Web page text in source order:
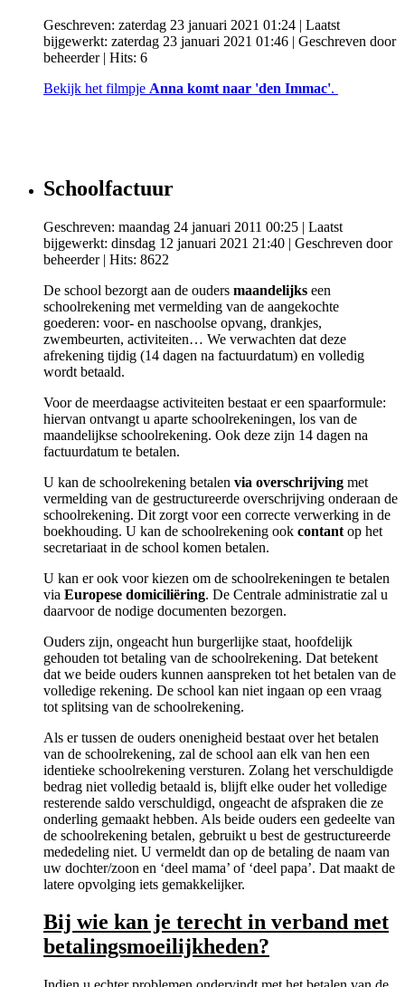
Geschreven: zaterdag 23 januari 2021 01:24 | Laatst
bijgewerkt: zaterdag 23 januari 2021 01:46 | Geschreven door
beheerder| Hits: 6
Bekijk het filmpje Anna komt naar 'den Immac'.
Schoolfactuur
Geschreven: maandag 24 januari 2011 00:25 | Laatst
bijgewerkt: dinsdag 12 januari 2021 21:40 | Geschreven door
beheerder| Hits: 8622
De school bezorgt aan de ouders maandelijks een
schoolrekening met vermelding van de aangekochte
goederen: voor- en naschoolse opvang, drankjes,
zwembeurten, activiteiten… We verwachten dat deze
afrekening tijdig (14 dagen na factuurdatum) en volledig
wordt betaald.
Voor de meerdaagse activiteiten bestaat er een spaarformule:
hiervan ontvangt u aparte schoolrekeningen, los van de
maandelijkse schoolrekening. Ook deze zijn 14 dagen na
factuurdatum te betalen.
U kan de schoolrekening betalen via overschrijving met
vermelding van de gestructureerde overschrijving onderaan de
schoolrekening. Dit zorgt voor een correcte verwerking in de
boekhouding. U kan de schoolrekening ook contant op het
secretariaat in de school komen betalen.
U kan er ook voor kiezen om de schoolrekeningen te betalen
via Europese domiciliëring. De Centrale administratie zal u
daarvoor de nodige documenten bezorgen.
Ouders zijn, ongeacht hun burgerlijke staat, hoofdelijk
gehouden tot betaling van de schoolrekening. Dat betekent
dat we beide ouders kunnen aanspreken tot het betalen van de
volledige rekening. De school kan niet ingaan op een vraag
tot splitsing van de schoolrekening.
Als er tussen de ouders onenigheid bestaat over het betalen
van de schoolrekening, zal de school aan elk van hen een
identieke schoolrekening versturen. Zolang het verschuldigde
bedrag niet volledig betaald is, blijft elke ouder het volledige
resterende saldo verschuldigd, ongeacht de afspraken die ze
onderling gemaakt hebben. Als beide ouders een gedeelte van
de schoolrekening betalen, gebruikt u best de gestructureerde
mededeling niet. U vermeldt dan op de betaling de naam van
uw dochter/zoon en ‘deel mama’ of ‘deel papa’. Dat maakt de
latere opvolging iets gemakkelijker.
Bij wie kan je terecht in verband met
betalingsmoeilijkheden?